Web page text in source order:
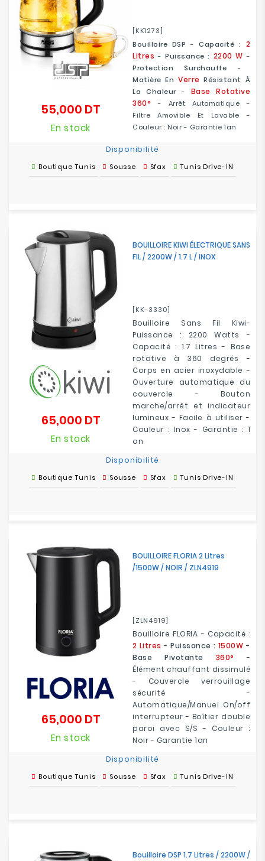
[KK1273]
Bouilloire DSP -Capacité : 2
Litres - Puissance : 2200 W -
Protection Surchauffe -
Matière En Verre Résistant À
La Chaleur- Base Rotative
360° - Arrêt Automatique -
Filtre Amovible Et Lavable -
Couleur : Noir - Garantie 1an
55,000 DT
En stock
Disponibilité
Boutique Tunis Sousse Sfax Tunis Drive-IN
BOUILLOIRE KIWI ÉLECTRIQUE SANS
FIL / 2200W / 1.7 L / INOX
[KK-3330]
Bouilloire Sans Fil Kiwi-
Puissance : 2200 Watts -
Capacité : 1.7 Litres - Base
rotative à 360 degrés -
Corps en acier inoxydable -
Ouverture automatique du
couvercle - Bouton
marche/arrêt et indicateur
lumineux - Facile à utiliser -
Couleur : Inox - Garantie : 1
an
65,000 DTPrix
En stock
Disponibilité
Boutique Tunis Sousse Sfax Tunis Drive-IN
BOUILLOIRE FLORIA 2 Litres
/1500W / NOIR / ZLN4919
[ZLN4919]
Bouilloire FLORIA - Capacité :
2 Litres - Puissance : 1500W -
Base Pivotante 360°
-
Élément chauffant dissimulé
- Couvercle verrouillage
sécurité -
Automatique/Manuel On/off
interrupteur - Boîtier double
paroi avec S/S - Couleur :
Noir - Garantie 1an
65,000 DTPrix
En stock
Disponibilité
Boutique Tunis Sousse Sfax Tunis Drive-IN
Bouilloire DSP 1.7 Litres / 2200W /